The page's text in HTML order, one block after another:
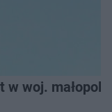
woj.